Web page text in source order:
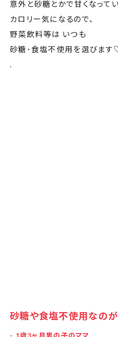
カロリー気になるので、
野菜飲料等は いつも
砂糖･食塩不使用を選びます♡
.